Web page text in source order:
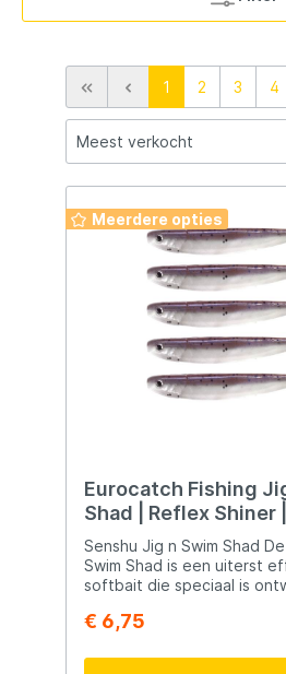
1 2 3 4
Meerdere opties
Eurocatch Fishing
Shad | Reflex Shiner
Stuks
Senshu Jig n Swim Shad De Senshu Jig n
Swim Shad is een uiterst
softbait die speciaal is
kenmerkende staartvorm
roofvissen niet kunnen
€ 6,75